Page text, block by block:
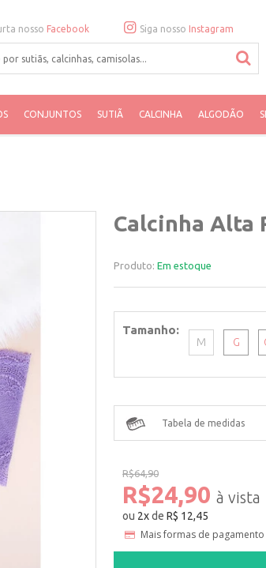
nosso Facebook Siga nosso Instagram
CONJUNTOS SUTIÃ CALCINHA ALGODÃO
Calcinha Alta
Produto: Em estoque
Tamanho
M G
Tabela de medidas
R$64,90
R$24,90
ou 2xdeR$ 12,45
Mais formas de pagamento